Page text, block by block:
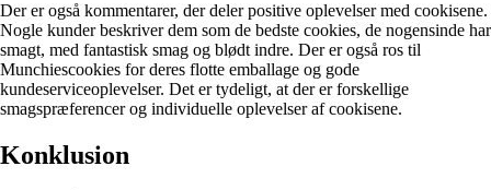
Der er også kommentarer, der deler positive oplevelser med cookisene.
Nogle kunder beskriver dem som de bedste cookies, de nogensinde har
smagt, med fantastisk smag og blødt indre. Der er også ros til
Munchiescookies for deres flotte emballage og gode
kundeserviceoplevelser. Det er tydeligt, at der er forskellige
smagspræferencer og individuelle oplevelser af cookisene.
Konklusion